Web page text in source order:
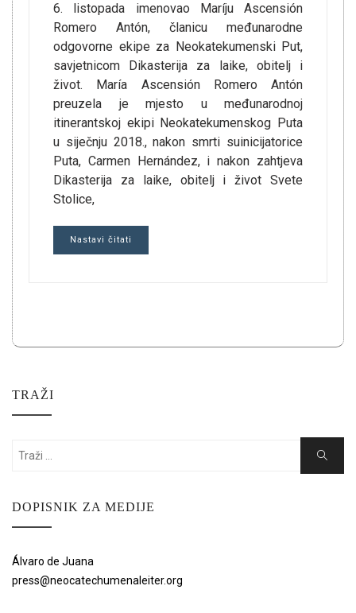
6. listopada imenovao Maríju Ascensión
Romero Antón, članicu međunarodne
odgovorne ekipe za Neokatekumenski Put,
savjetnicom Dikasterija za laike, obitelj i
život. María Ascensión Romero Antón
preuzela je mjesto u međunarodnoj
itinerantskoj ekipi Neokatekumenskog Puta
u siječnju 2018., nakon smrti suinicijatorice
Puta, Carmen Hernández, i nakon zahtjeva
Dikasterija za laike, obitelj i život Svete
Stolice,
Nastavi čitati
TRAŽI
Search
Search
DOPISNIK ZA MEDIJE
Álvaro de Juana
press@neocatechumenaleiter.org